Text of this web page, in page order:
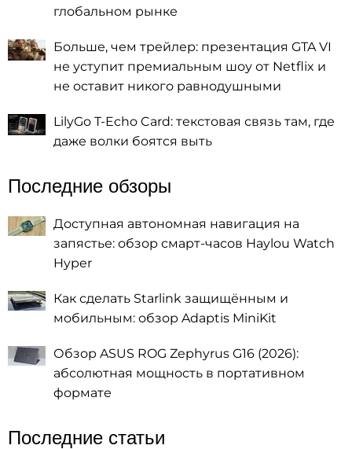
глобальном рынке
Больше, чем трейлер: презентация GTA VI
не уступит премиальным шоу от Netflix и
не оставит никого равнодушными
LilyGo T-Echo Card: текстовая связь там, где
даже волки боятся выть
Последние обзоры
Доступная автономная навигация на
запястье: обзор смарт-часов Haylou Watch
Hyper
Как сделать Starlink защищённым и
мобильным: обзор Adaptis MiniKit
Обзор ASUS ROG Zephyrus G16 (2026):
абсолютная мощность в портативном
формате
Последние статьи